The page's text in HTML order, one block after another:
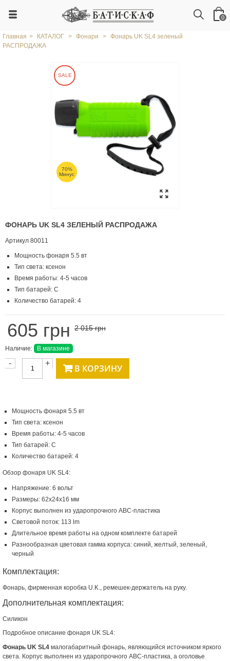
0
Главная > КАТАЛОГ > Фонари > Фонарь UK SL4 зеленый
РАСПРОДАЖА
SALE
70%
Минус
ФОНАРЬ UK SL4 ЗЕЛЕНЫЙ РАСПРОДАЖА
Артикул 80011
Мощность фонаря 5.5 вт
Тип света: ксенон
Время работы: 4-5 часов
Тип батарей: С
Количество батарей: 4
605 грн 2 015 грн
Наличие: В магазине
- + В КОРЗИНУ
Мощность фонаря 5.5 вт
Тип света: ксенон
Время работы: 4-5 часов
Тип батарей: С
Количество батарей: 4
Обзор фонаря UK SL4:
Напряжение: 6 вольт
Размеры: 62х24х16 мм
Корпус выполнен из ударопрочного АВС-пластика
Световой поток: 113 lm
Длительное время работы на одном комплекте батарей
Разнообразная цветовая гамма корпуса: синий, желтый, зеленый,
черный
Комплектация:
Фонарь, фирменная коробка U.K., ремешек-держатель на руку.
Дополнительная комплектация:
Силикон
Подробное описание фонаря UK SL4:
Фонарь UK SL4 малогабаритный фонарь, являющийся источником яркого
света. Корпус выполнен из ударопрочного ABC-пластика, а оголовье